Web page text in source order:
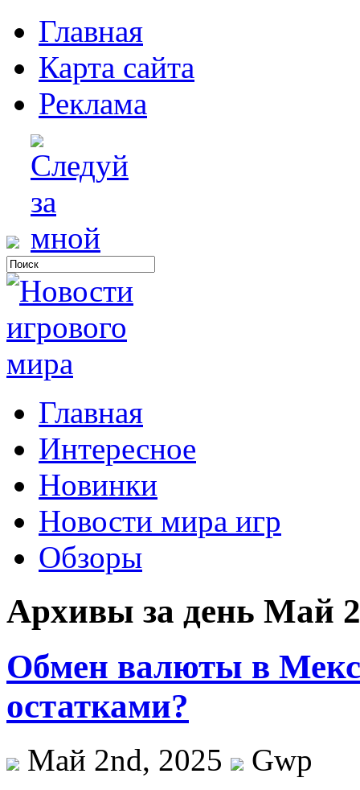
Главная
Карта сайта
Реклама
Главная
Интересное
Новинки
Новости мира игр
Обзоры
Архивы за день Май
Обмен валюты в
остатками?
Май 2nd, 2025
Gwp